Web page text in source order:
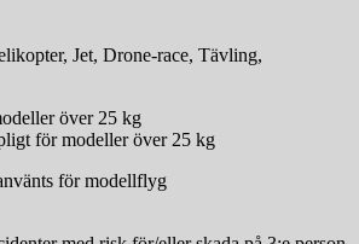
Jet, Drone-race, Tävling,
över 25 kg
för modeller över 25 kg
för modellflyg